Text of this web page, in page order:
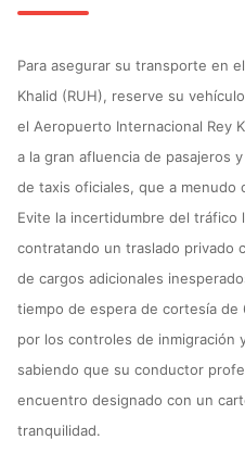
Para asegurar su transporte en
Khalid (RUH), reserve su
el Aeropuerto Internacional Rey
a la gran afluencia de pasajeros
de taxis oficiales, que a menudo
Evite la incertidumbre del tráfico
contratando un traslado privado
de cargos adicionales
tiempo de espera de cortesía
por los controles de inmigración
sabiendo que su conductor
encuentro designado con un
tranquilidad.